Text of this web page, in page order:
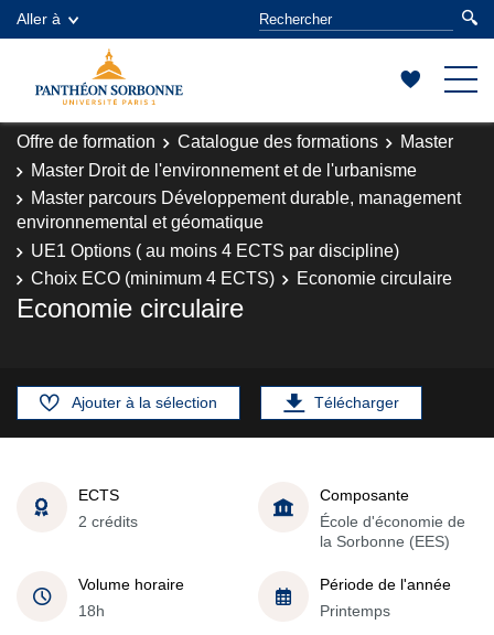
Aller à
Offre de formation Catalogue des formations
Master
Master Droit de l'environnement et de l'urbanisme
Master parcours Développement durable, management
environnemental et géomatique
UE1 Options ( au moins 4 ECTS par discipline)
Choix ECO (minimum 4 ECTS)
Economie circulaire
Economie circulaire
Ajouter à la sélection Télécharger
ECTS
2 crédits
Composante
École d'économie de
la Sorbonne (EES)
Volume horaire
18h
Période de l'année
Printemps